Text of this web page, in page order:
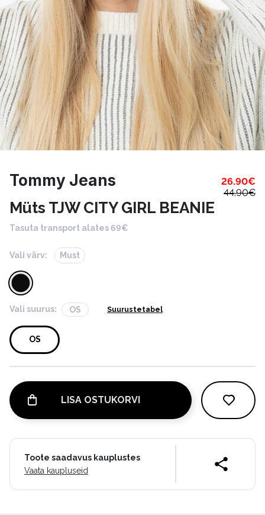
Tommy Jeans 26.90€
44.90€
Müts TJW CITY GIRL BEANIE
Tasuta transport alates 69€
Vali värv: Must
Vali suurus: OS Suurustetabel
OS
LISA OSTUKORVI
Toote saadavus kauplustes
Vaata kaupluseid